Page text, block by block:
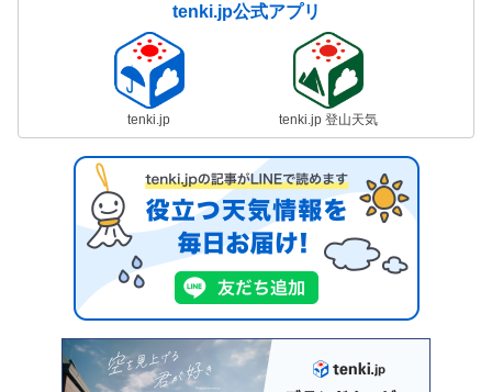
tenki.jp公式アプリ
tenki.jp tenki.jp 登山天気